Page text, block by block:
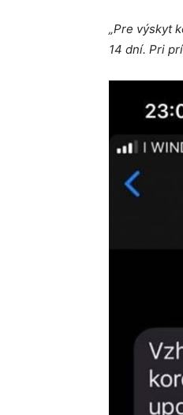
„Pre výskyt
14 dní. Pri